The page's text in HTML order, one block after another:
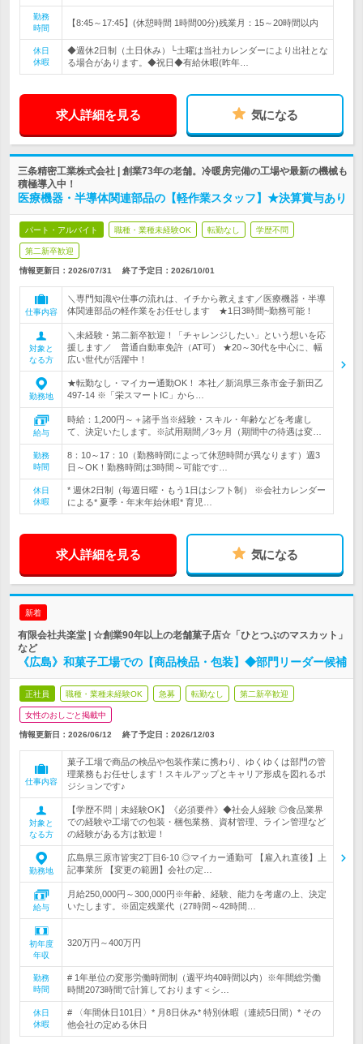
勤務
時間
【8:45～17:45】(休憩時間 1時間00分)残業月：15～20時間以内
休日
休暇
◆週休2日制（土日休み）└土曜は当社カレンダーにより出社とな
る場合があります。◆祝日◆有給休暇(昨年…
求人詳細を見る 気になる
三条精密工業株式会社 | 創業73年の老舗。冷暖房完備の工場や最新の機械も
積極導入中！
医療機器・半導体関連部品の【軽作業スタッフ】★決算賞与あり
パート・アルバイト 職種・業種未経験OK 転勤なし 学歴不問
第二新卒歓迎
情報更新日：2026/07/31 終了予定日： 2026/10/01
仕事内容
＼専門知識や仕事の流れは、イチから教えます／医療機器・半導
体関連部品の軽作業をお任せします ★1日3時間~勤務可能！
対象と
なる方
＼未経験・第二新卒歓迎！「チャレンジしたい」という想いを応
援します／ 普通自動車免許（AT可） ★20～30代を中心に、幅
広い世代が活躍中！
勤務地
★転勤なし・マイカー通勤OK！ 本社／新潟県三条市金子新田乙
497-14 ※「栄スマートIC」から…
給与
時給：1,200円～＋諸手当※経験・スキル・年齢などを考慮し
て、決定いたします。※試用期間／3ヶ月（期間中の待遇は変…
勤務
時間
8：10～17：10（勤務時間によって休憩時間が異なります）週3
日～OK！勤務時間は3時間～可能です…
休日
休暇
* 週休2日制（毎週日曜・もう1日はシフト制） ※会社カレンダー
による* 夏季・年末年始休暇* 育児…
求人詳細を見る 気になる
新着
有限会社共楽堂 | ☆創業90年以上の老舗菓子店☆「ひとつぶのマスカット」
など
《広島》和菓子工場での【商品検品・包装】◆部門リーダー候補
正社員 職種・業種未経験OK 急募 転勤なし 第二新卒歓迎
女性のおしごと掲載中
情報更新日：2026/06/12 終了予定日： 2026/12/03
仕事内容
菓子工場で商品の検品や包装作業に携わり、ゆくゆくは部門の管
理業務もお任せします！スキルアップとキャリア形成を図れるポ
ジションです♪
対象と
なる方
【学歴不問｜未経験OK】《必須要件》◆社会人経験 ◎食品業界
での経験や工場での包装・梱包業務、資材管理、ライン管理など
の経験がある方は歓迎！
勤務地
広島県三原市皆実2丁目6-10 ◎マイカー通勤可 【雇入れ直後】上
記事業所 【変更の範囲】会社の定…
給与
月給250,000円～300,000円※年齢、経験、能力を考慮の上、決定
いたします。※固定残業代（27時間～42時間…
初年度
年収
320万円～400万円
勤務
時間
# 1年単位の変形労働時間制（週平均40時間以内）※年間総労働
時間2073時間で計算しております＜シ…
休日
休暇
# 〈年間休日101日〉* 月8日休み* 特別休暇（連続5日間）* その
他会社の定める休日